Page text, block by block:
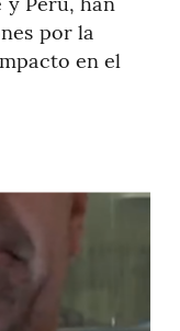
por la
en el